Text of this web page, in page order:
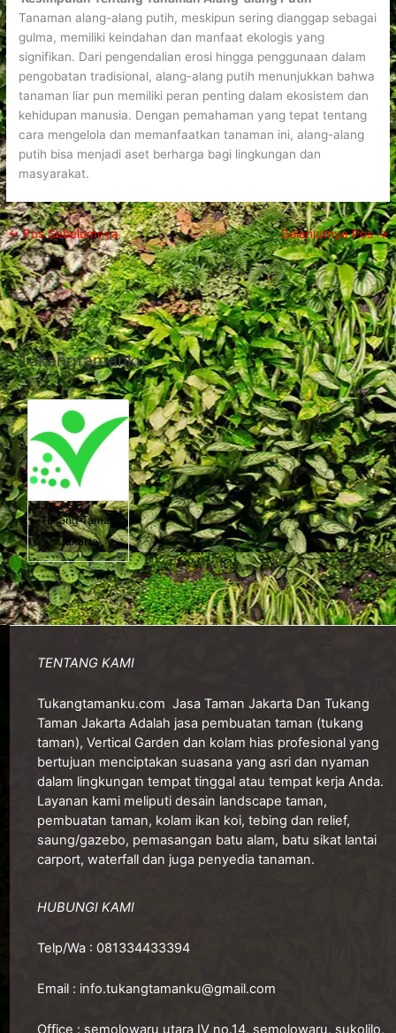
Tanaman alang-alang putih, meskipun sering dianggap sebagai
gulma, memiliki keindahan dan manfaat ekologis yang
signifikan. Dari pengendalian erosi hingga penggunaan dalam
pengobatan tradisional, alang-alang putih menunjukkan bahwa
tanaman liar pun memiliki peran penting dalam ekosistem dan
kehidupan manusia. Dengan pemahaman yang tepat tentang
cara mengelola dan memanfaatkan tanaman ini, alang-alang
putih bisa menjadi aset berharga bagi lingkungan dan
masyarakat.
←Pos Sebelumnya Selanjutnya Pos→
Tukangtamanku
Tukang Taman
Jakarta
TENTANG KAMI
Tukangtamanku.com Jasa Taman Jakarta Dan Tukang
Taman Jakarta Adalah jasa pembuatan taman (tukang
taman), Vertical Garden dan kolam hias profesional yang
bertujuan menciptakan suasana yang asri dan nyaman
dalam lingkungan tempat tinggal atau tempat kerja Anda.
Layanan kami meliputi desain landscape taman,
pembuatan taman, kolam ikan koi, tebing dan relief,
saung/gazebo, pemasangan batu alam, batu sikat lantai
carport, waterfall dan juga penyedia tanaman.
HUBUNGI KAMI
Telp/Wa : 081334433394
Email : info.tukangtamanku@gmail.com
Office : semolowaru utara IV no.14, semolowaru, sukolilo,